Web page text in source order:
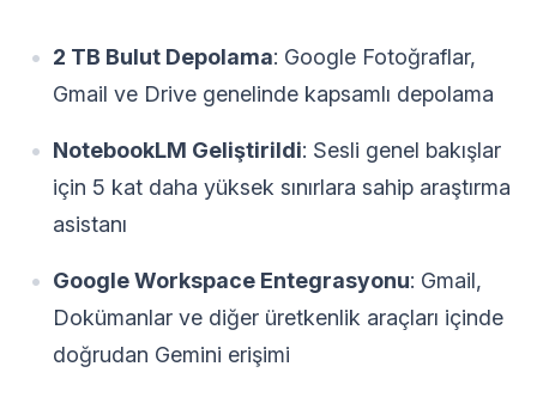
2 TB Bulut Depolama: Google Fotoğraflar,
Gmail ve Drive genelinde kapsamlı depolama
NotebookLM Geliştirildi: Sesli genel bakışlar
için 5 kat daha yüksek sınırlara sahip araştırma
asistanı
Google Workspace Entegrasyonu: Gmail,
Dokümanlar ve diğer üretkenlik araçları içinde
doğrudan Gemini erişimi